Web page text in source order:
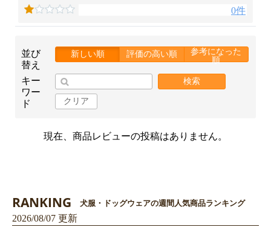
0件
並び
替え
新しい順 評価の高い順
参考になった
順
キー
ワー
ド
検索
クリア
現在、商品レビューの投稿はありません。
RANKING 犬服・ドッグウェアの週間人気商品ランキング
2026/08/07 更新